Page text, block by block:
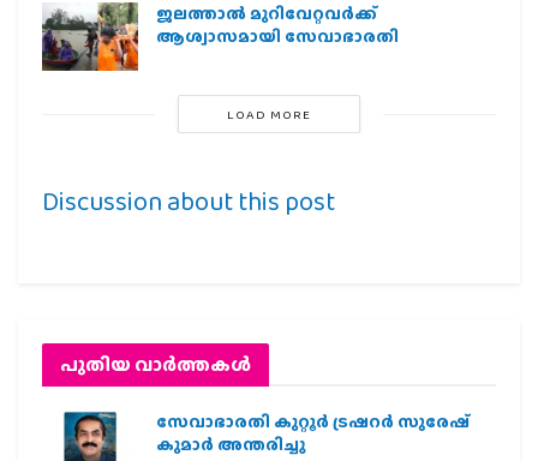
ജലത്താല്‍ മുറിവേറ്റവര്‍ക്ക്
ആശ്വാസമായി സേവാഭാരതി
LOAD MORE
Discussion about this post
പുതിയ വാര്‍ത്തകള്‍
സേവാഭാരതി കുറ്റൂർ ട്രഷറർ സുരേഷ്
കുമാർ അന്തരിച്ചു